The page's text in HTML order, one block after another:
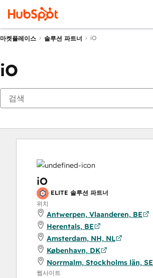
마켓플레이스 솔루션 파트너 iO
iO
iO
ELITE 솔루션 파트너
위치
Antwerpen, Vlaanderen, BE
Herentals, BE
Amsterdam, NH, NL
København, DK
Norrmalm, Stockholms län, SE
웹사이트